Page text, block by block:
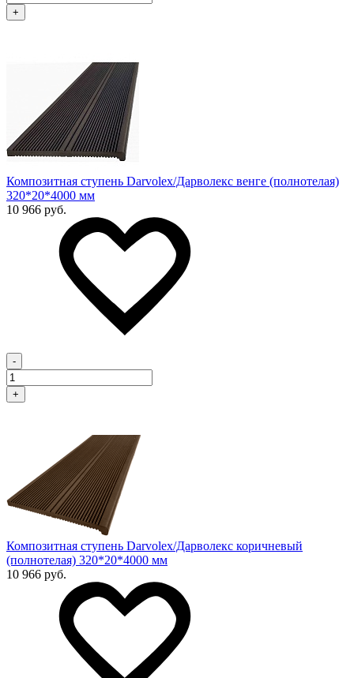
+
Композитная ступень Darvolex/Дарволекс венге (полнотелая)
320*20*4000 мм
10 966 руб.
-
+
Композитная ступень Darvolex/Дарволекс коричневый
(полнотелая) 320*20*4000 мм
10 966 руб.